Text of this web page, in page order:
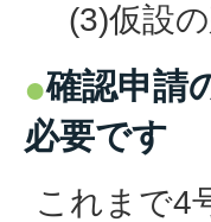
(3)仮設の
確認申請
必要です
これまで4